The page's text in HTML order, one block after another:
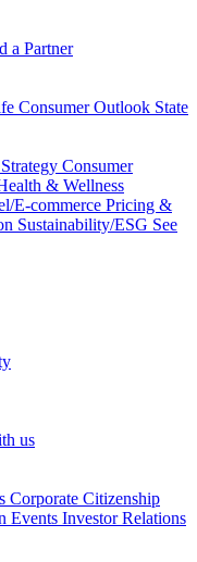
a Partner
Consumer Outlook State
Consumer
& Wellness
E-commerce Pricing &
Sustainability/ESG See
us
Corporate Citizenship
Events Investor Relations